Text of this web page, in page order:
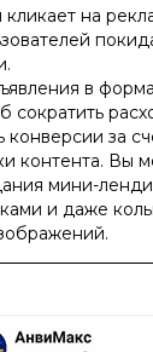
на
в
сократить
конверсии за
контента. Вы
мини-
и даже